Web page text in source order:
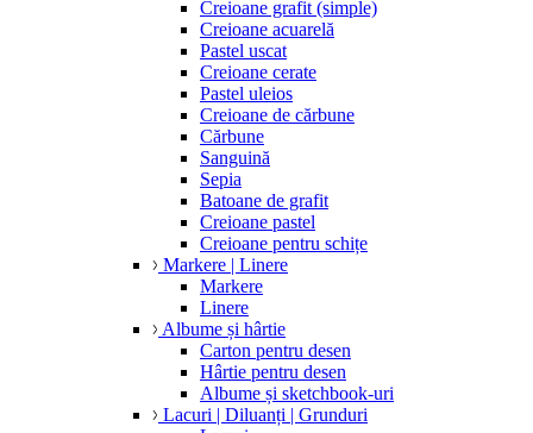
Creioane grafit (simple)
Creioane acuarelă
Pastel uscat
Creioane cerate
Pastel uleios
Creioane de cărbune
Cărbune
Sanguină
Sepia
Batoane de grafit
Creioane pastel
Creioane pentru schițe
Markere | Linere
Markere
Linere
Albume și hârtie
Carton pentru desen
Hârtie pentru desen
Albume și sketchbook-uri
Lacuri | Diluanți | Grunduri